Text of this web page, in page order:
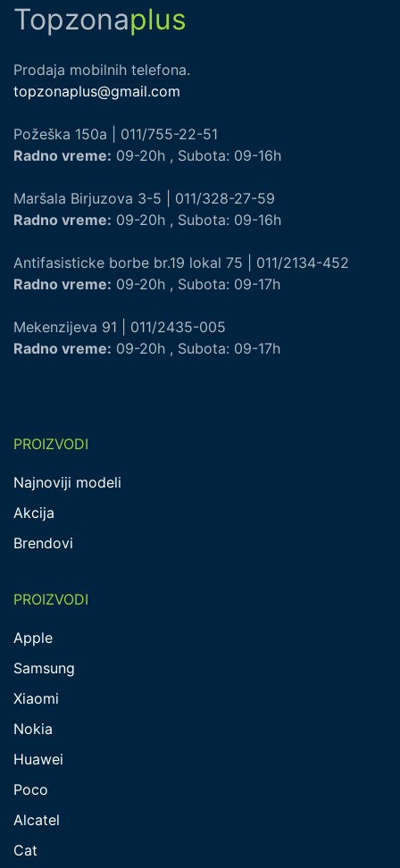
Topzonaplus
Prodaja mobilnih telefona.
topzonaplus@gmail.com
Požeška 150a | 011/755-22-51
Radno vreme: 09-20h , Subota: 09-16h
Maršala Birjuzova 3-5 | 011/328-27-59
Radno vreme: 09-20h , Subota: 09-16h
Antifasisticke borbe br.19 lokal 75 | 011/2134-452
Radno vreme: 09-20h , Subota: 09-17h
Mekenzijeva 91 | 011/2435-005
Radno vreme: 09-20h , Subota: 09-17h
PROIZVODI
Najnoviji modeli
Akcija
Brendovi
PROIZVODI
Apple
Samsung
Xiaomi
Nokia
Huawei
Poco
Alcatel
Cat